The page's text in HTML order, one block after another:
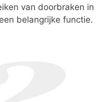
van doorbraken in
belangrijke functie.